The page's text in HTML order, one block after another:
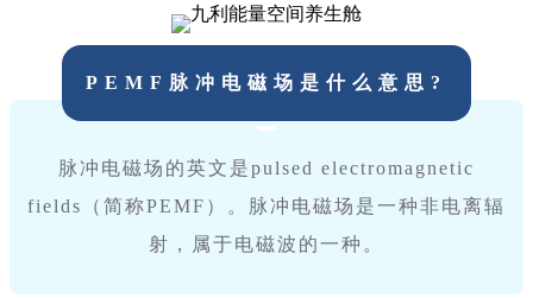
PEMF脉冲电磁场是什么意思?
脉冲电磁场的英文是pulsed electromagnetic
fields（简称PEMF）
。脉冲电磁场是一种非电离辐
射，属于电磁波的一种。